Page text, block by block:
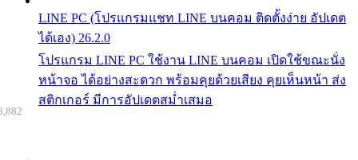
LINE PC (โปรแกรมแชท LINE บนคอม ติดตั้งง่าย อัปเดต
ได้เอง) 26.2.0
โปรแกรม LINE PC ใช้งาน LINE บนคอม เปิดใช้ขณะนั่ง
หน้าจอ ได้อย่างสะดวก พร้อมคุยด้วยเสียง คุยเห็นหน้า ส่ง
สติกเกอร์ มีการอัปเดตสม่ำเสมอ